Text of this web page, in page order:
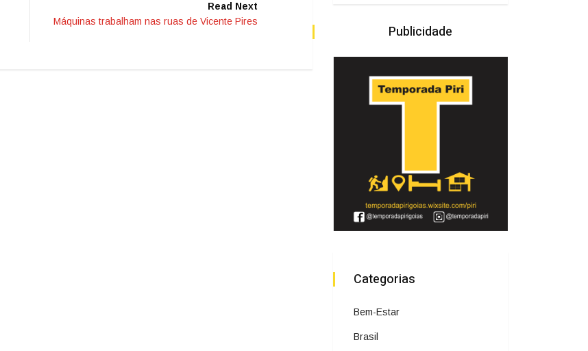
Read Next
Máquinas trabalham nas ruas de Vicente Pires
Publicidade
Categorias
Bem-Estar
Brasil